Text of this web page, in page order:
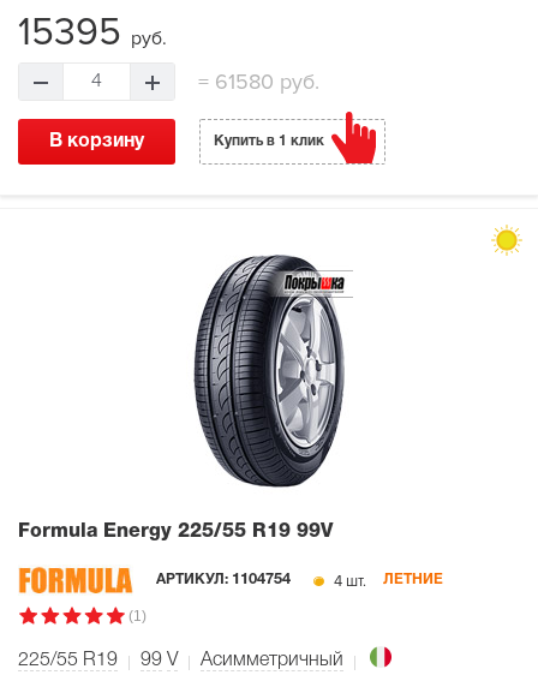
15395 руб.
4 = 61580 руб.
В корзину Купить в 1 клик
Formula Energy 225/55 R19 99V
АРТИКУЛ: 1104754 4 шт. ЛЕТНИЕ
(1)
225/55 R19 99 V Асимметричный